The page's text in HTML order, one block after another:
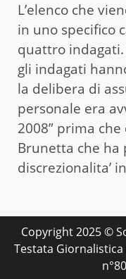
L’elenco che
in uno specifico
quattro
gli indagati
la delibera di
personale era
2008” prima
Brunetta che ha
discrezionalita’
Copyright 2025 ©
Testata